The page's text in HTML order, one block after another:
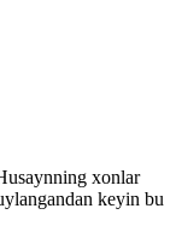
xonlar
keyin bu